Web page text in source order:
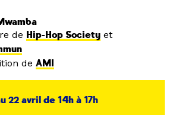
de Hip-Hop Society et
de AMI
22 avril de 14h à 17h